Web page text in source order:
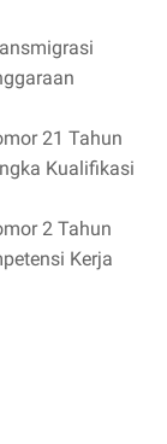
21 Tahun
Kualifikasi
2 Tahun
Kerja